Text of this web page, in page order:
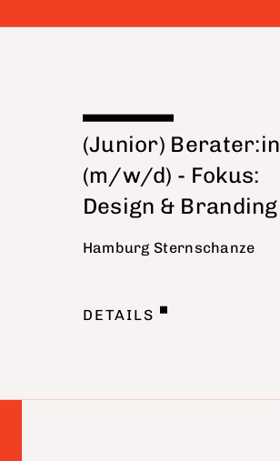
(Junior) Berater:in
(m/w/d) - Fokus:
Design & Branding
Hamburg Sternschanze
DETAILS